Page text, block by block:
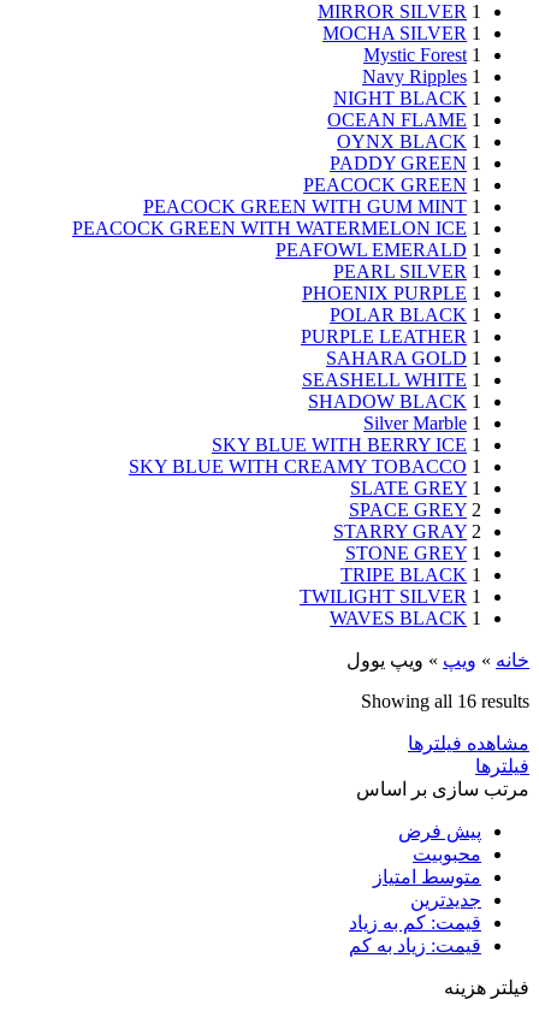
MIRROR SILVER 1
MOCHA SILVER 1
Mystic Forest 1
Navy Ripples 1
NIGHT BLACK 1
OCEAN FLAME 1
OYNX BLACK 1
PADDY GREEN 1
PEACOCK GREEN 1
PEACOCK GREEN WITH GUM MINT 1
PEACOCK GREEN WITH WATERMELON ICE 1
PEAFOWL EMERALD 1
PEARL SILVER 1
PHOENIX PURPLE 1
POLAR BLACK 1
PURPLE LEATHER 1
SAHARA GOLD 1
SEASHELL WHITE 1
SHADOW BLACK 1
Silver Marble 1
SKY BLUE WITH BERRY ICE 1
SKY BLUE WITH CREAMY TOBACCO 1
SLATE GREY 1
SPACE GREY 2
STARRY GRAY 2
STONE GREY 1
TRIPE BLACK 1
TWILIGHT SILVER 1
WAVES BLACK 1
خانه » ویپ‌ » ویپ یوول
Showing all 16 results
مشاهده فیلترها
فیلترها
مرتب سازی بر اساس
پیش فرض
محبوبیت
متوسط امتیاز
جدیدترین
قیمت: کم به زیاد
قیمت: زیاد به کم
فیلتر هزینه